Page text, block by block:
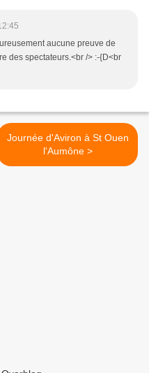
aucune preuve de
des spectateurs.<br /> :-{D<br
Journée d'Aviron à St Ouen
l'Aumône >